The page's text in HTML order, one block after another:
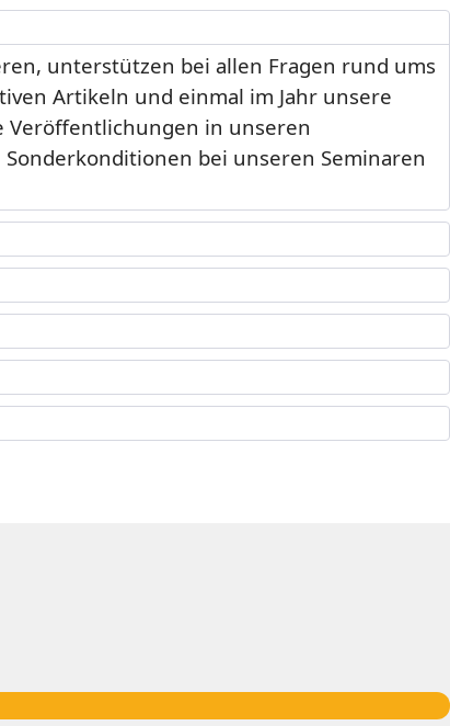
unterstützen bei allen Fragen rund ums
Artikeln und einmal im Jahr unsere
Veröffentlichungen in unseren
bei unseren Seminaren